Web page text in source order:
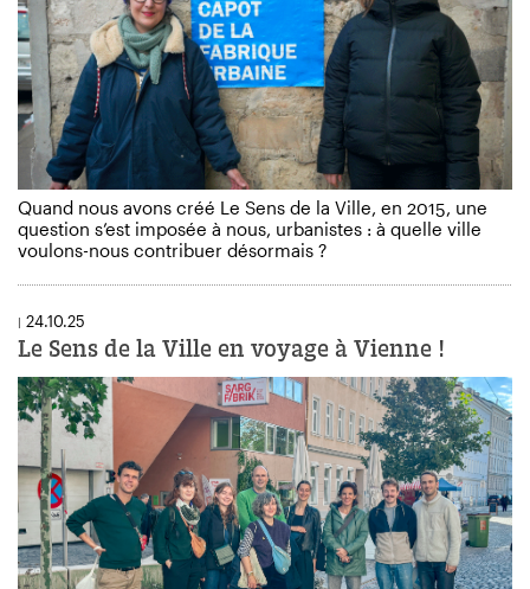
Quand nous avons créé Le Sens de la Ville, en 2015, une
question s’est imposée à nous, urbanistes : à quelle ville
voulons-nous contribuer désormais ?
| 24.10.25
Le Sens de la Ville en voyage à Vienne !